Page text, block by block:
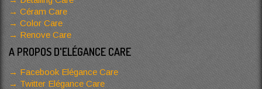
Céram Care
Color Care
Renove Care
A PROPOS D'ELÉGANCE CARE
Facebook Elégance Care
Twitter Elégance Care